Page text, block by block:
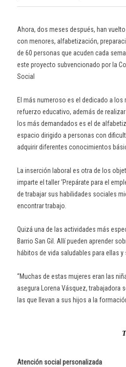
Ahora, dos meses después, han
con menores, alfabetización,
de 60 personas que acuden cada
este proyecto subvencionado por la
Social
El más numeroso es el dedicado a
refuerzo educativo, además de
los más demandados es el de
espacio dirigido a personas con
adquirir diferentes conocimientos
La inserción laboral es otra de los
imparte el taller ‘Prepárate para el
de trabajar sus habilidades sociales
encontrar trabajo.
Quizá una de las actividades más
Barrio San Gil. Allí pueden aprender
hábitos de vida saludables para ellas
“Muchas de estas mujeres eran las
asegura Lorena Vásquez, trabajadora
las que llevan a sus hijos a la
Atención social personalizada